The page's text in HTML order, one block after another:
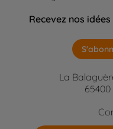
Recevez nos
La